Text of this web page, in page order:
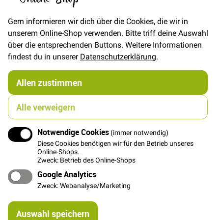
Gern informieren wir dich über die Cookies, die wir in
unserem Online-Shop verwenden. Bitte triff deine Auswahl
über die entsprechenden Buttons. Weitere Informationen
findest du in unsererDatenschutzerklärung.
Allen zustimmen
Alle verweigern
Notwendige Cookies (immer notwendig)
Diese Cookies benötigen wir für den Betrieb unseres
Online-Shops.
Zweck: Betrieb des Online-Shops
Google Analytics
Zweck: Webanalyse/Marketing
Auswahl speichern
6,00 €
In den Warenkorb
Details
Schöne Wellen in dunklem Blau auf Petrol mit ca. 3 cm
Ein fester Baumwollstoff mit festeren Fäden, die eine
tolle Struktur im Material ausmachen!
Weitere Informationen